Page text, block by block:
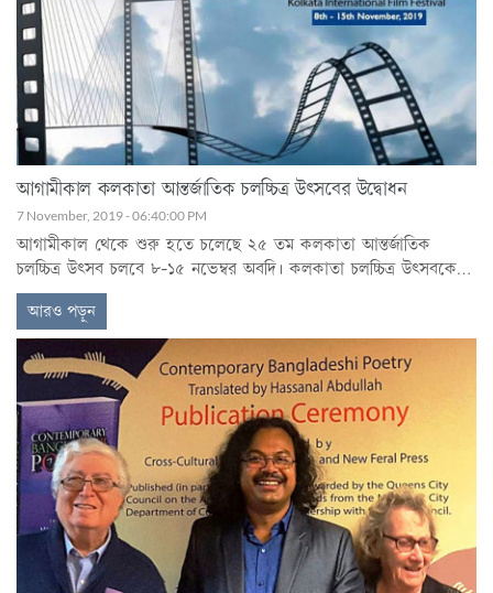
আগামীকাল কলকাতা আন্তর্জাতিক চলচ্চিত্র উৎসবের উদ্বোধন
7 November, 2019 - 06:40:00 PM
আগামীকাল থেকে শুরু হতে চলেছে ২৫ তম কলকাতা আন্তর্জাতিক
চলচ্চিত্র উৎসব চলবে ৮-১৫ নভেম্বর অবদি। কলকাতা চলচ্চিত্র উৎসবকে
ঘিরে ইতিমধ্যেই সেজে উঠছে শহর কলকাতা। এবারের কলকাতা চলচ্চিত্র
উৎসবে মোট ২১৪ টি ফিচার ফিল্ম দেখানো হবে।
আরও পড়ুন